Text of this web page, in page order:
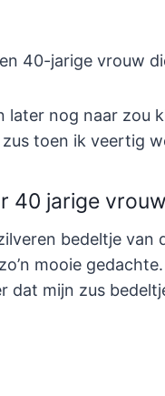
40-jarige vrouw
later nog naar zou
toen ik veertig
40 jarige
bedeltje van
mooie
mijn zus